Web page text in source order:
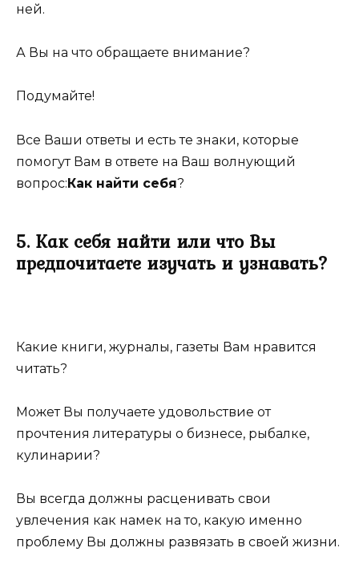
ней.
А Вы на что обращаете внимание?
Подумайте!
Все Ваши ответы и есть те знаки, которые
помогут Вам в ответе на Ваш волнующий
вопрос:Как найти себя?
5. Как себя найти или что Вы
предпочитаете изучать и узнавать?
Какие книги, журналы, газеты Вам нравится
читать?
Может Вы получаете удовольствие от
прочтения литературы о бизнесе, рыбалке,
кулинарии?
Вы всегда должны расценивать свои
увлечения как намек на то, какую именно
проблему Вы должны развязать в своей жизни.